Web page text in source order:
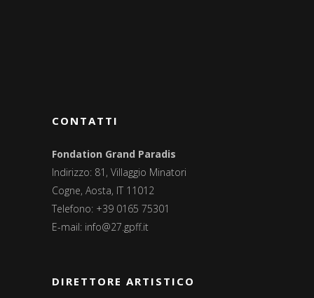
CONTATTI
Fondation Grand Paradis
Indirizzo: 81, Villaggio Minatori
Cogne, Aosta, IT 11012
Telefono: +39 0165 75301
E-mail: info@27.gpff.it
DIRETTORE ARTISTICO